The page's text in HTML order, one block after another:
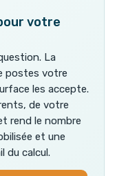
votre
La
postes votre
les accepte.
de votre
rend le nombre
et une
du calcul.